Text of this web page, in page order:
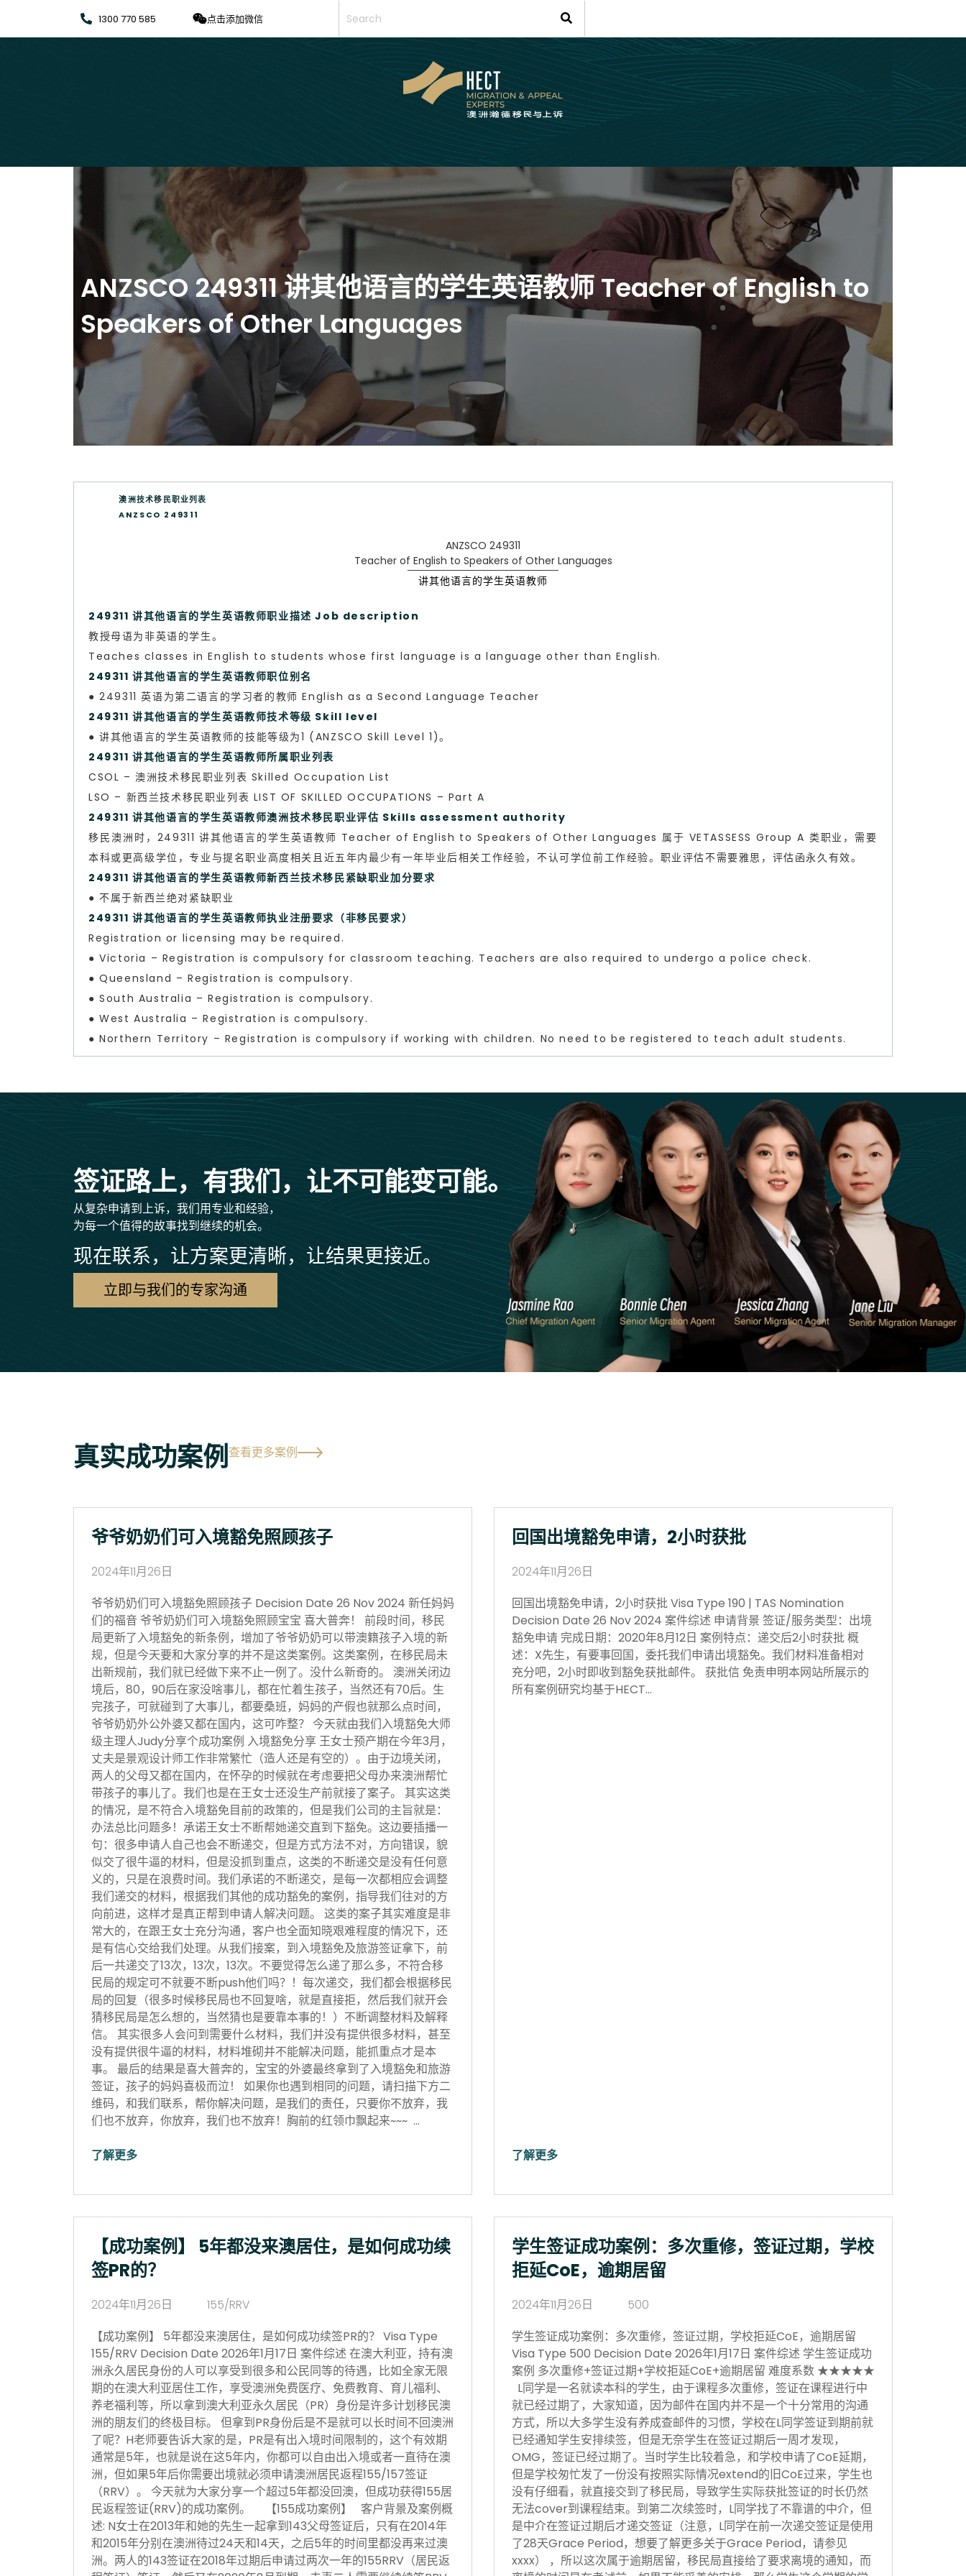
1300 770 585 点击添加微信
ANZSCO 249311 讲其他语言的学生英语教师 Teacher of English to
Speakers of Other Languages
澳洲技术移民职业列表
ANZSCO 249311
ANZSCO 249311
Teacher of English to Speakers of Other Languages
讲其他语言的学生英语教师
249311 讲其他语言的学生英语教师职业描述 Job description
教授母语为非英语的学生。
Teaches classes in English to students whose first language is a language other than English.
249311 讲其他语言的学生英语教师职位别名
● 249311 英语为第二语言的学习者的教师 English as a Second Language Teacher
249311 讲其他语言的学生英语教师技术等级 Skill level
● 讲其他语言的学生英语教师的技能等级为1 (ANZSCO Skill Level 1)。
249311 讲其他语言的学生英语教师所属职业列表
CSOL – 澳洲技术移民职业列表 Skilled Occupation List
LSO – 新西兰技术移民职业列表 LIST OF SKILLED OCCUPATIONS – Part A
249311 讲其他语言的学生英语教师澳洲技术移民职业评估 Skills assessment authority
移民澳洲时，249311 讲其他语言的学生英语教师 Teacher of English to Speakers of Other Languages 属于 VETASSESS Group A 类职业，需要
本科或更高级学位，专业与提名职业高度相关且近五年内最少有一年毕业后相关工作经验，不认可学位前工作经验。职业评估不需要雅思，评估函永久有效。
249311 讲其他语言的学生英语教师新西兰技术移民紧缺职业加分要求
● 不属于新西兰绝对紧缺职业
249311 讲其他语言的学生英语教师执业注册要求（非移民要求）
Registration or licensing may be required.
● Victoria – Registration is compulsory for classroom teaching. Teachers are also required to undergo a police check.
● Queensland – Registration is compulsory.
● South Australia – Registration is compulsory.
● West Australia – Registration is compulsory.
● Northern Territory – Registration is compulsory if working with children. No need to be registered to teach adult students.
签证路上，有我们，让不可能变可能。
从复杂申请到上诉，我们用专业和经验，
为每一个值得的故事找到继续的机会。
现在联系，让方案更清晰，让结果更接近。
立即与我们的专家沟通
真实成功案例查看更多案例
爷爷奶奶们可入境豁免照顾孩子
2024年11月26日
爷爷奶奶们可入境豁免照顾孩子 Decision Date 26 Nov 2024 新任妈妈
们的福音 爷爷奶奶们可入境豁免照顾宝宝 喜大普奔！ 前段时间，移民
局更新了入境豁免的新条例，增加了爷爷奶奶可以带澳籍孩子入境的新
规，但是今天要和大家分享的并不是这类案例。这类案例，在移民局未
出新规前，我们就已经做下来不止一例了。没什么新奇的。 澳洲关闭边
境后，80，90后在家没啥事儿，都在忙着生孩子，当然还有70后。生
完孩子，可就碰到了大事儿，都要桑班，妈妈的产假也就那么点时间，
爷爷奶奶外公外婆又都在国内，这可咋整？ 今天就由我们入境豁免大师
级主理人Judy分享个成功案例 入境豁免分享 王女士预产期在今年3月，
丈夫是景观设计师工作非常繁忙（造人还是有空的）。由于边境关闭，
两人的父母又都在国内，在怀孕的时候就在考虑要把父母办来澳洲帮忙
带孩子的事儿了。我们也是在王女士还没生产前就接了案子。 其实这类
的情况，是不符合入境豁免目前的政策的，但是我们公司的主旨就是：
办法总比问题多！承诺王女士不断帮她递交直到下豁免。这边要插播一
句：很多申请人自己也会不断递交，但是方式方法不对，方向错误，貌
似交了很牛逼的材料，但是没抓到重点，这类的不断递交是没有任何意
义的，只是在浪费时间。我们承诺的不断递交，是每一次都相应会调整
我们递交的材料，根据我们其他的成功豁免的案例，指导我们往对的方
向前进，这样才是真正帮到申请人解决问题。 这类的案子其实难度是非
常大的，在跟王女士充分沟通，客户也全面知晓艰难程度的情况下，还
是有信心交给我们处理。从我们接案，到入境豁免及旅游签证拿下，前
后一共递交了13次，13次，13次。不要觉得怎么递了那么多，不符合移
民局的规定可不就要不断push他们吗？！每次递交，我们都会根据移民
局的回复（很多时候移民局也不回复啥，就是直接拒，然后我们就开会
猜移民局是怎么想的，当然猜也是要靠本事的！）不断调整材料及解释
信。 其实很多人会问到需要什么材料，我们并没有提供很多材料，甚至
没有提供很牛逼的材料，材料堆砌并不能解决问题，能抓重点才是本
事。 最后的结果是喜大普奔的，宝宝的外婆最终拿到了入境豁免和旅游
签证，孩子的妈妈喜极而泣！ 如果你也遇到相同的问题，请扫描下方二
维码，和我们联系，帮你解决问题，是我们的责任，只要你不放弃，我
们也不放弃，你放弃，我们也不放弃！胸前的红领巾飘起来~~~ …
了解更多
回国出境豁免申请，2小时获批
2024年11月26日
回国出境豁免申请，2小时获批 Visa Type 190 | TAS Nomination
Decision Date 26 Nov 2024 案件综述 申请背景 签证/服务类型：出境
豁免申请 完成日期：2020年8月12日 案例特点：递交后2小时获批 概
述：X先生，有要事回国，委托我们申请出境豁免。我们材料准备相对
充分吧，2小时即收到豁免获批邮件。 获批信 免责申明本网站所展示的
所有案例研究均基于HECT…
了解更多
【成功案例】 5年都没来澳居住，是如何成功续
签PR的？
2024年11月26日
155/RRV
【成功案例】 5年都没来澳居住，是如何成功续签PR的？ Visa Type
155/RRV Decision Date 2026年1月17日 案件综述 在澳大利亚，持有澳
洲永久居民身份的人可以享受到很多和公民同等的待遇，比如全家无限
期的在澳大利亚居住工作，享受澳洲免费医疗、免费教育、育儿福利、
养老福利等，所以拿到澳大利亚永久居民（PR）身份是许多计划移民澳
洲的朋友们的终极目标。 但拿到PR身份后是不是就可以长时间不回澳洲
了呢？H老师要告诉大家的是，PR是有出入境时间限制的，这个有效期
通常是5年，也就是说在这5年内，你都可以自由出入境或者一直待在澳
洲，但如果5年后你需要出境就必须申请澳洲居民返程155/157签证
（RRV）。 今天就为大家分享一个超过5年都没回澳，但成功获得155居
民返程签证(RRV)的成功案例。 【155成功案例】 客户背景及案例概
述: N女士在2013年和她的先生一起拿到143父母签证后，只有在2014年
和2015年分别在澳洲待过24天和14天，之后5年的时间里都没再来过澳
洲。两人的143签证在2018年过期后申请过两次一年的155RRV（居民返
学生签证成功案例：多次重修，签证过期，学校
拒延CoE，逾期居留
2024年11月26日
500
学生签证成功案例：多次重修，签证过期，学校拒延CoE，逾期居留
Visa Type 500 Decision Date 2026年1月17日 案件综述 学生签证成功
案例 多次重修+签证过期+学校拒延CoE+逾期居留 难度系数 ★★★★★
L同学是一名就读本科的学生，由于课程多次重修，签证在课程进行中
就已经过期了，大家知道，因为邮件在国内并不是一个十分常用的沟通
方式，所以大多学生没有养成查邮件的习惯，学校在L同学签证到期前就
已经通知学生安排续签，但是无奈学生在签证过期后一周才发现，
OMG，签证已经过期了。当时学生比较着急，和学校申请了CoE延期，
但是学校匆忙发了一份没有按照实际情况extend的旧CoE过来，学生也
没有仔细看，就直接交到了移民局，导致学生实际获批签证的时长仍然
无法cover到课程结束。到第二次续签时，L同学找了不靠谱的中介，但
是中介在签证过期后才递交签证（注意，L同学在前一次递交签证是使用
了28天Grace Period，想要了解更多关于Grace Period，请参见
xxxx） ，所以这次属于逾期居留，移民局直接给了要求离境的通知，而